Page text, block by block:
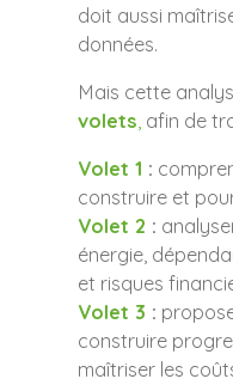
doit aussi
données.
Mais cette
volets afin de
Volet 1 :
construire et
Volet 2 :
énergie,
et risques
Volet 3 :
construire
maîtriser les